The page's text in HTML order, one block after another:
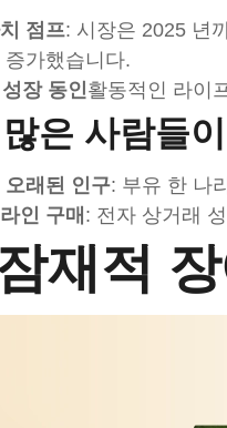
점프: 시장은 2025 년
증가했습니다.
장 동인활동적인 라이
은 사람들
오래된 인구: 부유 한 나
인 구매 : 전자 상거래
재적